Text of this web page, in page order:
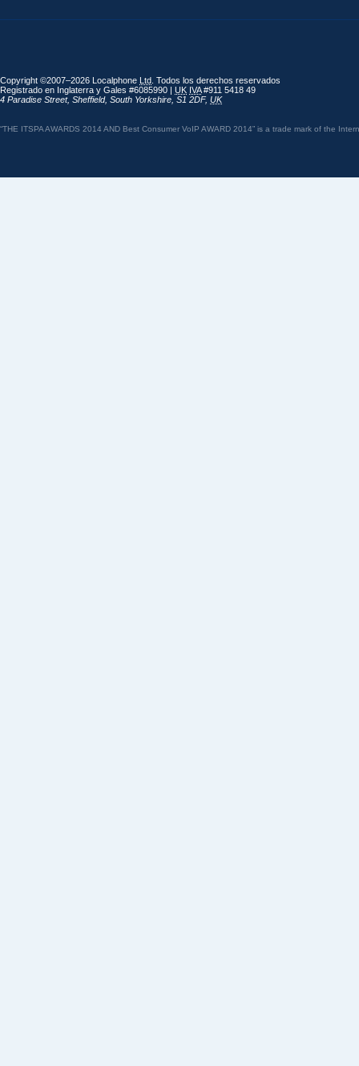
Copyright ©2007–2026 Localphone Ltd . Todos los derechos reservados
Registrado en Inglaterra y Gales #6085990 | UK IVA#911 5418 49
4 Paradise Street, Sheffield, South Yorkshire S1 2DF, UK
“THE ITSPA AWARDS 2014 AND Best Consumer VoIP AWARD 2014” is a trade mark of the